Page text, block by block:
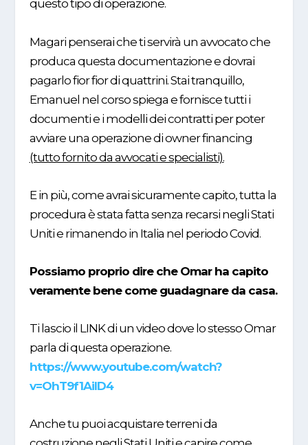
questo tipo di operazione.
Magari penserai che ti servirà un avvocato che
produca questa documentazione e dovrai
pagarlo fior fior di quattrini.Stai tranquillo,
Emanuel nel corso spiega e fornisce tutti i
documenti e i modelli dei contratti per poter
avviare una operazione di owner financing
(tutto fornito da avvocati e specialisti).
E in più, come avrai sicuramente capito, tutta la
procedura è stata fatta senza recarsi negli Stati
Uniti e rimanendo in Italia nel periodo Covid.
Possiamo proprio dire che Omar ha capito
veramente bene come guadagnare da casa.
Ti lascio il LINK di un video dove lo stesso Omar
parla di questa operazione.
https://www.youtube.com/watch?
v=OhT9f1AiID4
Anche tu puoi acquistare terreni da